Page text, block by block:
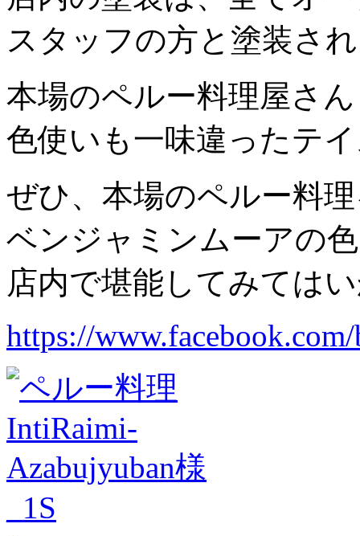
スタッフの方と塗装さ
本場のペルー料理屋さ
色使いも一味違ったテ
ぜひ、本場のペルー料
ベンジャミンムーアの
店内で堪能してみては
https://